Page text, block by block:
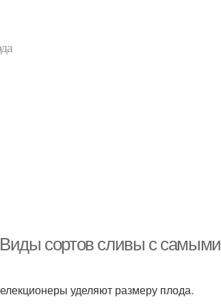
сортов сливы с самыми
уделяют размеру плода.